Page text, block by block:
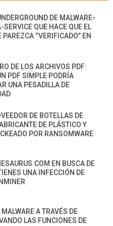
DE MALWARE-
QUE HACE QUE EL
“VERIFICADO” EN
DE LOS ARCHIVOS PDF:
PDF SIMPLE PODRÍA
UNA PESADILLA DE
DE BOTELLAS DE
DE PLÁSTICO Y
POR RANSOMWARE
EN BUSCA DE
UNA INFECCIÓN DE
A TRAVÉS DE
LAS FUNCIONES DE